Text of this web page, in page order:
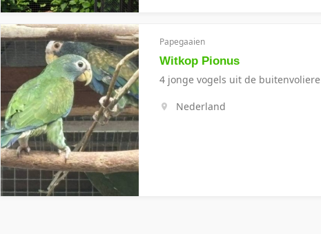
Papegaaien
Witkop Pionus
4 jonge vogels uit de buitenvoliere
Nederland